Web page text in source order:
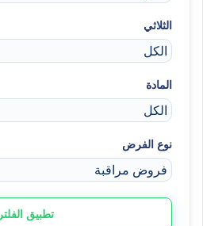
الثلاثي
المادة
نوع الفرض
تطبيق الفلتر